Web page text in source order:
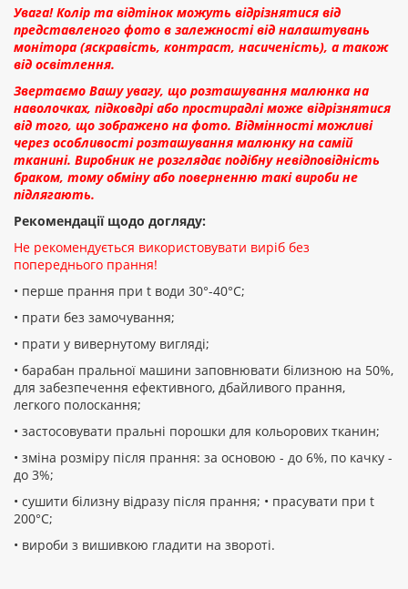
Увага! Колір та відтінок можуть відрізнятися від
представленого фото в залежності від налаштувань
монітора (яскравість, контраст, насиченість), а також
від освітлення.
Звертаємо Вашу увагу, що розташування малюнка на
наволочках, підковдрі або простирадлі може відрізнятися
від того, що зображено на фото. Відмінності можливі
через особливості розташування малюнку на самій
тканині. Виробник не розглядає подібну невідповідність
браком, тому обміну або поверненню такі вироби не
підлягають.
Рекомендації щодо догляду:
Не рекомендується використовувати виріб без
попереднього прання!
• перше прання при t води 30°-40°C;
• прати без замочування;
• прати у вивернутому вигляді;
• барабан пральної машини заповнювати білизною на 50%,
для забезпечення ефективного, дбайливого прання,
легкого полоскання;
• застосовувати пральні порошки для кольорових тканин;
• зміна розміру після прання: за основою - до 6%, по качку -
до 3%;
• сушити білизну відразу після прання; • прасувати при t
200°С;
• вироби з вишивкою гладити на звороті.